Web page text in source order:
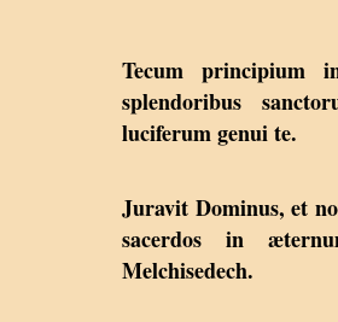
Tecum
splendoribus
luciferum genui te.
Juravit Dominus, et
sacerdos in
Melchisedech.